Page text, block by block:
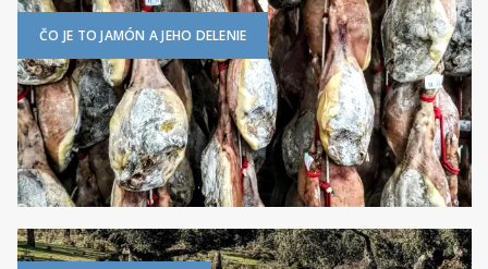
ČO JE TO JAMÓN A JEHO DELENIE